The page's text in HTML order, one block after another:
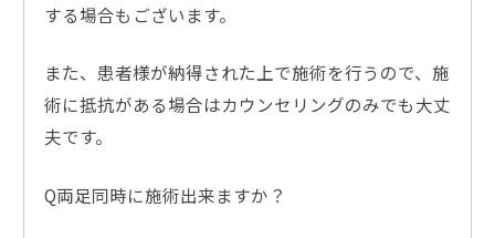
する場合もございます。
また、患者様が納得された上で施術を行うので、施
術に抵抗がある場合はカウンセリングのみでも大丈
夫です。
Q両足同時に施術出来ますか？